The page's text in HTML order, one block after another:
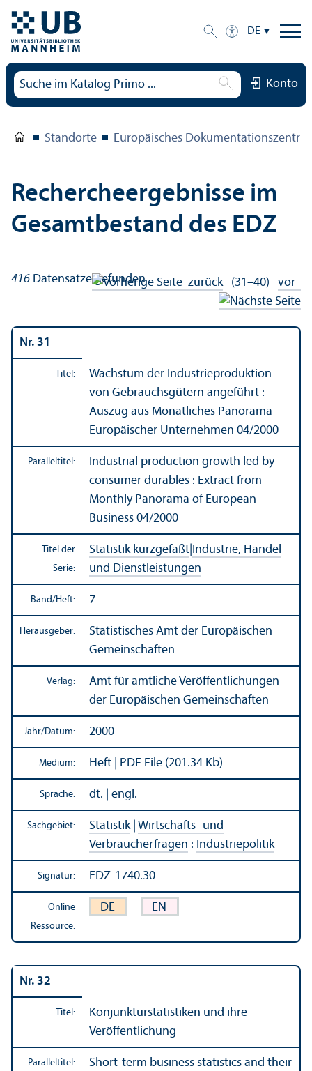
DE
Konto
Standorte Europäisches
Rechercheergebnisse im
Gesamtbestand des EDZ
416 Datensätze gefunden zurück(31–40) vor
Nr. 31
Titel:
Wachstum der Industrieproduktion
von Gebrauchsgütern angeführt :
Auszug aus Monatliches Panorama
Europäischer Unter­nehmen 04/2000
Paralleltitel:
Industrial production growth led by
consumer durables : Extract from
Monthly Panorama of European
Business 04/2000
Titel der
Serie:
Statistik kurzgefaßt Industrie, Handel
und Dienstleistungen
Band/Heft: 7
Herausgeber:
Statistisches Amt der Europäischen
Gemeinschaften
Verlag:
Amt für amtliche Veröffentlichungen
der Europäischen Gemeinschaften
Jahr/Datum: 2000
Medium: Heft | PDF File (201.34 Kb)
Sprache: dt. | engl.
Sachgebiet: Statistik| Wirtschafts- und
Verbraucherfragen : Industriepolitik
Signatur: EDZ-1740.30
Online
Ressource:
DE EN
Nr. 32
Titel:
Konjunkturstatistiken und ihre
Veröffentlichung
Paralleltitel:
Short-term business statistics and their